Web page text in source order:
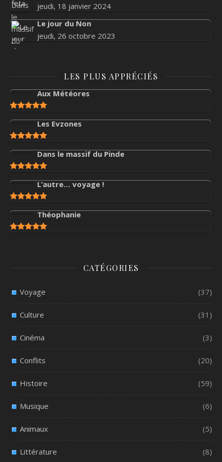
jeudi, 18 janvier 2024
Le jour du Non
jeudi, 26 octobre 2023
LES PLUS APPRÉCIÉS
Aux Météores
Les Evzones
Dans le massif du Pinde
L’autre… voyage !
Théophanie
CATÉGORIES
Voyage (37)
Culture (31)
Cinéma (3)
Conflits (20)
Histoire (59)
Musique (6)
Animaux (5)
Littérature (8)